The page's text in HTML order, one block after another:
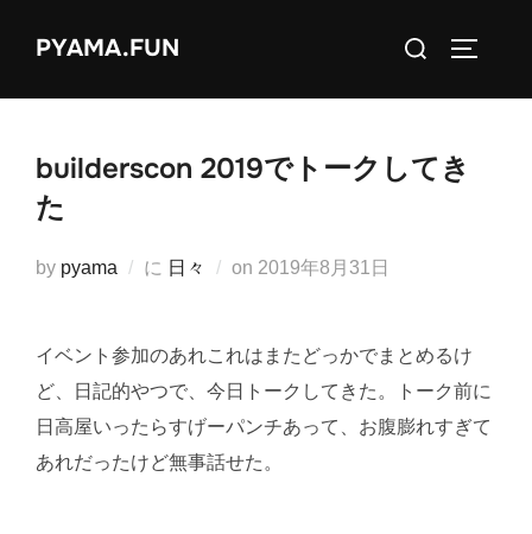
PYAMA.FUN
検
対
builderscon 2019でトークしてき
た
by pyama に 日々 on 投
2019年8月31日
イベント参加のあれこれはまたどっかでまとめるけ
ど、日記的やつで、今日トークしてきた。トーク前に
日高屋いったらすげーパンチあって、お腹膨れすぎて
あれだったけど無事話せた。